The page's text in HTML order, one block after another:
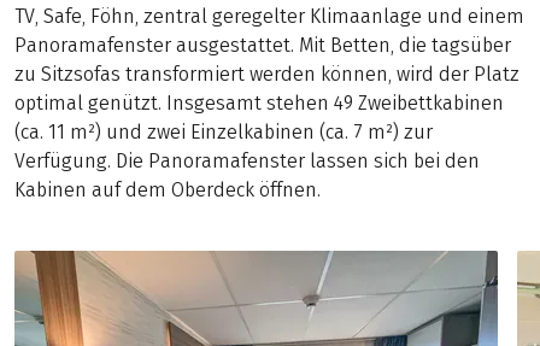
TV, Safe, Föhn, zentral geregelter Klimaanlage und einem
Panoramafenster ausgestattet. Mit Betten, die tagsüber
zu Sitzsofas transformiert werden können, wird der Platz
optimal genützt. Insgesamt stehen 49 Zweibettkabinen
(ca. 11 m²) und zwei Einzelkabinen (ca. 7 m²) zur
Verfügung. Die Panoramafenster lassen sich bei den
Kabinen auf dem Oberdeck öffnen.